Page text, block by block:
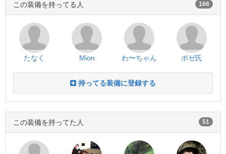
この装備を持ってる人 166
たなく Mion わ〜ちゃん ポゼ氏
持ってる装備に登録する
この装備を持ってた人 51